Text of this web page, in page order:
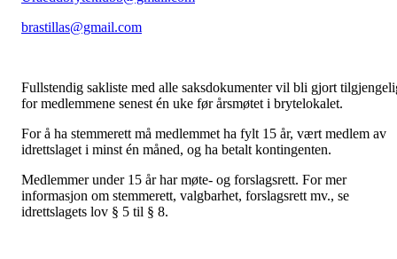
brastillas@gmail.com
Fullstendig sakliste med alle saksdokumenter vil bli gjort
for medlemmene senest én uke før årsmøtet i brytelokalet.
For å ha stemmerett må medlemmet ha fylt 15 år, vært medlem av
idrettslaget i minst én måned, og ha betalt kontingenten.
Medlemmer under 15 år har møte- og forslagsrett. For mer
informasjon om stemmerett, valgbarhet, forslagsrett mv., se
idrettslagets lov § 5 til § 8.